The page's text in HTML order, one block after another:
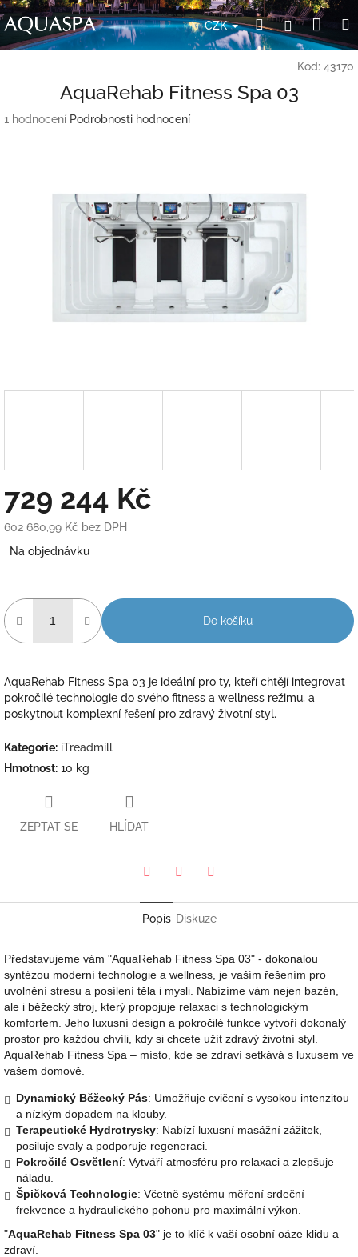
Přejít
na
obsah
CZK HledatPřihlášení
Kód: 43170
AquaRehab Fitness Spa 03
Průměrné
1 hodnocení Podrobnosti hodnocení
729 244 Kč
602 680,99 Kč bez DPH
cena:
Na objednávku
Do košíku
AquaRehab Fitness Spa 03 je ideální pro ty, kteří chtějí integrovat
pokročilé technologie do svého fitness a wellness režimu, a
poskytnout komplexní řešení pro zdravý životní styl.
Kategorie: iTreadmill
Hmotnost: 10 kg
ZEPTAT SE HLÍDAT
Popis Diskuze
Představujeme vám "AquaRehab Fitness Spa 03" - dokonalou
syntézou moderní technologie a wellness, je vaším řešením pro
uvolnění stresu a posílení těla i mysli. Nabízíme vám nejen bazén,
ale i běžecký stroj, který propojuje relaxaci s technologickým
komfortem. Jeho luxusní design a pokročilé funkce vytvoří dokonalý
prostor pro každou chvíli, kdy si chcete užít zdravý životní styl.
AquaRehab Fitness Spa – místo, kde se zdraví setkává s luxusem ve
vašem domově.
Dynamický Běžecký Pás: Umožňuje cvičení s vysokou intenzitou
a nízkým dopadem na klouby.
Terapeutické Hydrotrysky: Nabízí luxusní masážní zážitek,
posiluje svaly a podporuje regeneraci.
Pokročilé Osvětlení: Vytváří atmosféru pro relaxaci a zlepšuje
náladu.
Špičková Technologie: Včetně systému měření srdeční
frekvence a hydraulického pohonu pro maximální výkon.
"AquaRehab Fitness Spa 03" je to klíč k vaší osobní oáze klidu a
zdraví.